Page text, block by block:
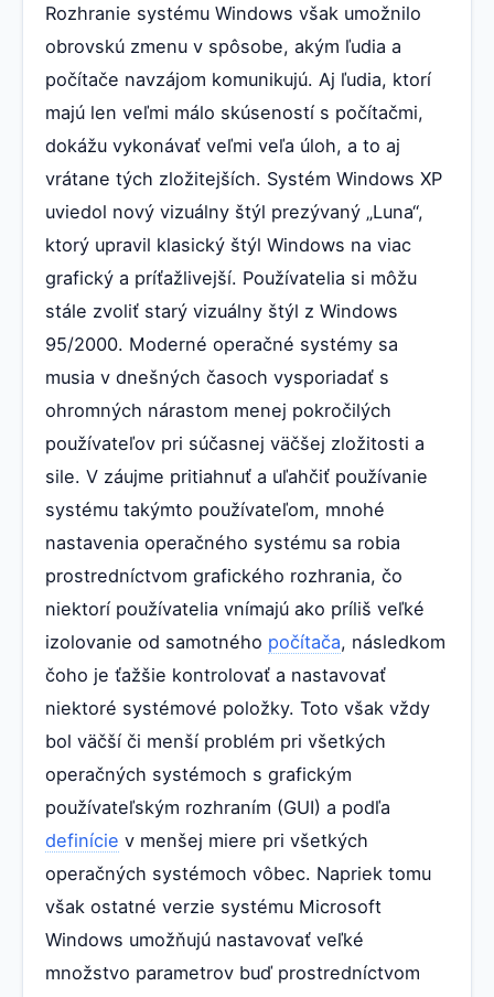
Rozhranie systému Windows však umožnilo
obrovskú zmenu v spôsobe, akým ľudia a
počítače navzájom komunikujú. Aj ľudia, ktorí
majú len veľmi málo skúseností s počítačmi,
dokážu vykonávať veľmi veľa úloh, a to aj
vrátane tých zložitejších. Systém Windows XP
uviedol nový vizuálny štýl prezývaný „Luna“,
ktorý upravil klasický štýl Windows na viac
grafický a príťažlivejší. Používatelia si môžu
stále zvoliť starý vizuálny štýl z Windows
95/2000. Moderné operačné systémy sa
musia v dnešných časoch vysporiadať s
ohromných nárastom menej pokročilých
používateľov pri súčasnej väčšej zložitosti a
sile. V záujme pritiahnuť a uľahčiť používanie
systému takýmto používateľom, mnohé
nastavenia operačného systému sa robia
prostredníctvom grafického rozhrania, čo
niektorí používatelia vnímajú ako príliš veľké
izolovanie od samotného počítača, následkom
čoho je ťažšie kontrolovať a nastavovať
niektoré systémové položky. Toto však vždy
bol väčší či menší problém pri všetkých
operačných systémoch s grafickým
používateľským rozhraním (GUI) a podľa
definície v menšej miere pri všetkých
operačných systémoch vôbec. Napriek tomu
však ostatné verzie systému Microsoft
Windows umožňujú nastavovať veľké
množstvo parametrov buď prostredníctvom